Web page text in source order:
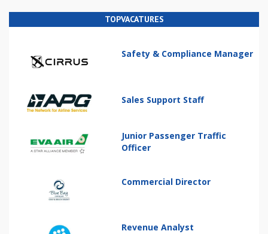
TOPVACATURES
Safety & Compliance Manager
Sales Support Staff
Junior Passenger Traffic
Officer
Commercial Director
Revenue Analyst